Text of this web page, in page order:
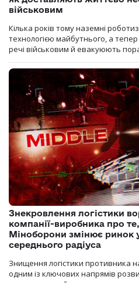
військовим
Кілька років тому наземні
технологією майбутнього, а
речі військовим й евакуюють
Знекровлення логістики
компанії-виробника про
Міноборони змінює ринок
середнього радіуса
Знищення логістики противника
одним із ключових напрямів